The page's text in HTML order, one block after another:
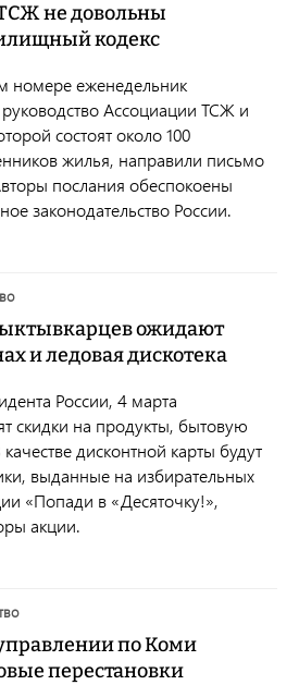
не довольны
кодекс
номере еженедельник
руководство Ассоциации ТСЖ и
состоят около 100
жилья, направили письмо
послания обеспокоены
законодательство России.
ожидают
и ледовая дискотека
России, 4 марта
скидки на продукты, бытовую
дисконтной карты будут
выданные на избирательных
«Попади в «Десяточку!»,
акции.
по Коми
перестановки